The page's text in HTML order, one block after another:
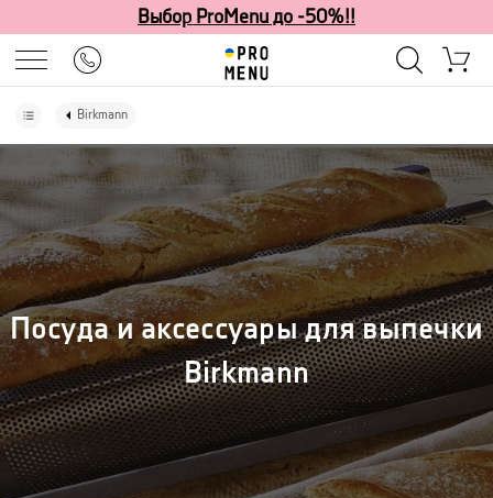
Выбор ProMenu до -50%!!
Birkmann
Посуда и аксессуары для выпечки
Birkmann